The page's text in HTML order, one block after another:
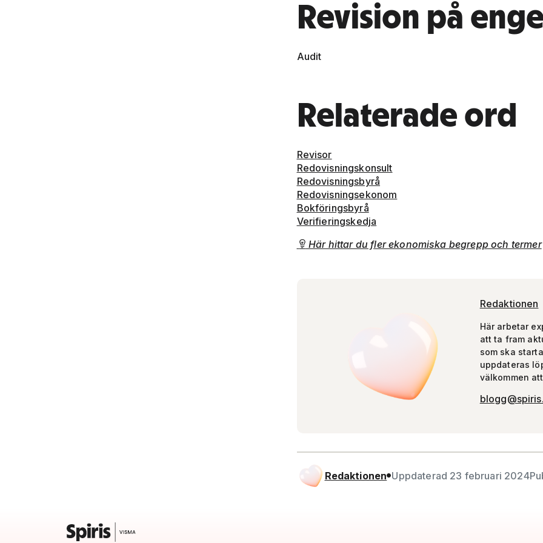
Revision på
Audit
Relaterade ord
Revisor
Redovisningskonsult
Redovisningsbyrå
Redovisningsekonom
Bokföringsbyrå
Verifieringskedja
 Här hittar du fler ekonomiska begrepp och termer
Redaktionen
Här arbetar
att ta fram
som ska
uppdateras
välkommen
Redaktionen Uppdaterad 23 februari 2024